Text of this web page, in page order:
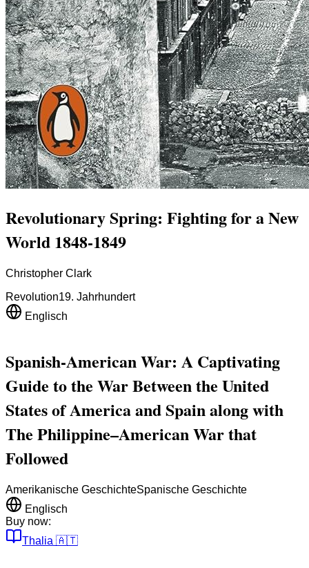
Revolutionary Spring: Fighting for a New
World 1848-1849
Christopher Clark
Revolution19. Jahrhundert
Englisch
Spanish-American War: A Captivating
Guide to the War Between the United
States of America and Spain along with
The Philippine–American War that
Followed
Amerikanische GeschichteSpanische Geschichte
Englisch
Buy now:
Thalia 🇦🇹